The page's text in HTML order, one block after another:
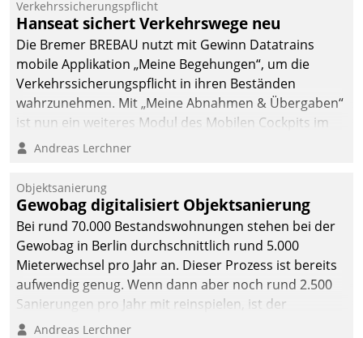
Verkehrssicherungspflicht
Hanseat sichert Verkehrswege neu
Die Bremer BREBAU nutzt mit Gewinn Datatrains
mobile Applikation „Meine Begehungen“, um die
Verkehrssicherungspflicht in ihren Beständen
wahrzunehmen. Mit „Meine Abnahmen & Übergaben“
ist nun ein weiteres Modul des Mobilen Cockpits im
Einsatz.
Andreas Lerchner
Objektsanierung
Gewobag digitalisiert Objektsanierung
Bei rund 70.000 Bestandswohnungen stehen bei der
Gewobag in Berlin durchschnittlich rund 5.000
Mieterwechsel pro Jahr an. Dieser Prozess ist bereits
aufwendig genug. Wenn dann aber noch rund 2.500
Sanierungen pro Jahr mit reinspielen, ist der
Betreuungs- und Organisationsaufwand immens. Im
Andreas Lerchner